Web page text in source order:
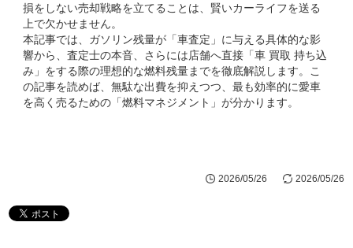
損をしない売却戦略を立てることは、賢いカーライフを送る
上で欠かせません。
本記事では、ガソリン残量が「車査定」に与える具体的な影
響から、査定士の本音、さらには店舗へ直接「車 買取 持ち込
み」をする際の理想的な燃料残量までを徹底解説します。こ
の記事を読めば、無駄な出費を抑えつつ、最も効率的に愛車
を高く売るための「燃料マネジメント」が分かります。
2026/05/26
2026/05/26